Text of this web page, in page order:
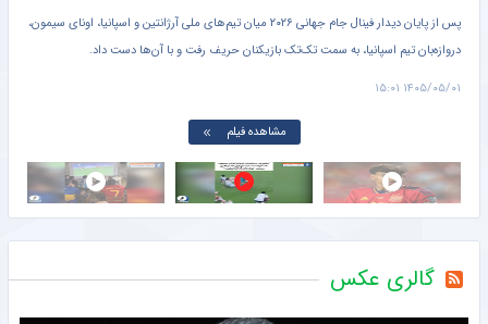
پس از پایان دیدار فینال جام جهانی ۲۰۲۶ میان تیم‌های ملی آرژانتین و اسپانیا، اونای سیمون،
دروازه‌بان تیم اسپانیا، به سمت تک‌تک بازیکنان حریف رفت و با آن‌ها دست داد.
۱۴۰۵/۰۵/۰۱ ۱۵:۰۱
مشاهده فیلم
گالری عکس